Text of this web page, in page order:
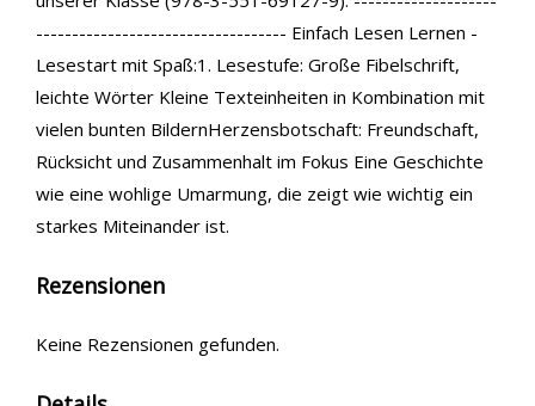
----------------------------------- Einfach Lesen Lernen -
Lesestart mit Spaß:1. Lesestufe: Große Fibelschrift,
leichte Wörter Kleine Texteinheiten in Kombination mit
vielen bunten BildernHerzensbotschaft: Freundschaft,
Rücksicht und Zusammenhalt im Fokus Eine Geschichte
wie eine wohlige Umarmung, die zeigt wie wichtig ein
starkes Miteinander ist.
Rezensionen
Keine Rezensionen gefunden.